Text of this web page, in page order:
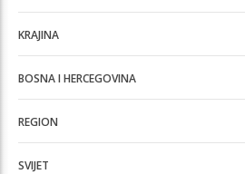
KRAJINA
BOSNA I HERCEGOVINA
REGION
SVIJET